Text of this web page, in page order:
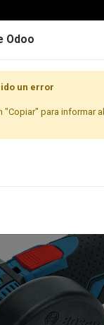
Bosch
de 3" Bosch
Odoo
un error
"Copiar" para informar